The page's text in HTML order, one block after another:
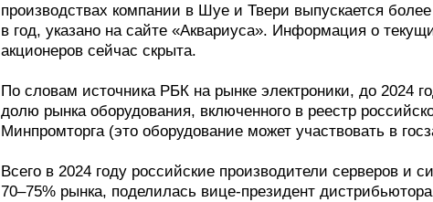
производствах компании в Шуе и Твери выпускается
в год, указано на сайте «Аквариуса». Информация о
акционеров сейчас скрыта.
По словам источника РБК на рынке электроники, до 2024
долю рынка оборудования, включенного в реестр
Минпромторга (это оборудование может участвовать в
Всего в 2024 году российские производители серверов и
70–75% рынка, поделилась вице-президент